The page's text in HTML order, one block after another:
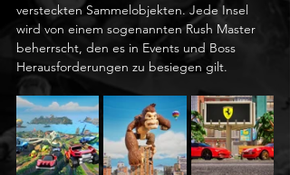
versteckten Sammelobjekten. Jede Insel
wird von einem sogenannten Rush Master
beherrscht, den es in Events und Boss
Herausforderungen zu besiegen gilt.